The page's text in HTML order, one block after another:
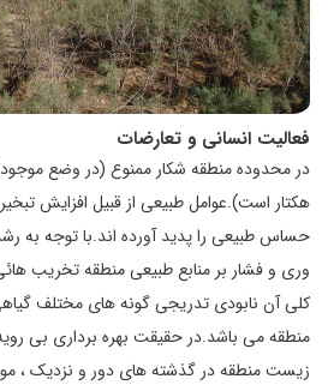
فعالیت انسانی و تعارضات
هکتار است).عوامل طبیعی از قبیل افزایش
حساس طبیعی را پدید آورده اند.با توجه به
وری و فشار بر منابع طبیعی منطقه تخریب
کلی آن نابودی تدریجی گونه های مختلف
منطقه می باشد.در حقیقت بهره برداری بی
زیست منطقه در گذشته های دور و نزدیک ،